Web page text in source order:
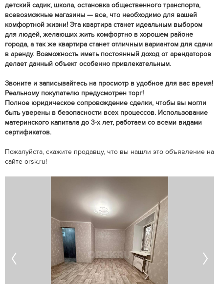
детский садик, школа, остановка общественного транспорта,
всевозможные магазины — все, что необходимо для вашей
комфортной жизни! Эта квартира станет идеальным выбором
для людей, желающих жить комфортно в хорошем районе
города, а так же квартира станет отличным вариантом для сдачи
в аренду. Возможность иметь постоянный доход от арендаторов
делает данный объект особенно привлекательным.
Звоните и записывайтесь на просмотр в удобное для вас время!
Реальному покупателю предусмотрен торг!
Полное юридическое сопровождение сделки, чтобы вы могли
быть уверены в безопасности всех процессов. Использование
материнского капитала до 3-х лет, работаем со всеми видами
сертификатов.
Пожалуйста, скажите продавцу, что вы нашли это объявление на
сайте orsk.ru!